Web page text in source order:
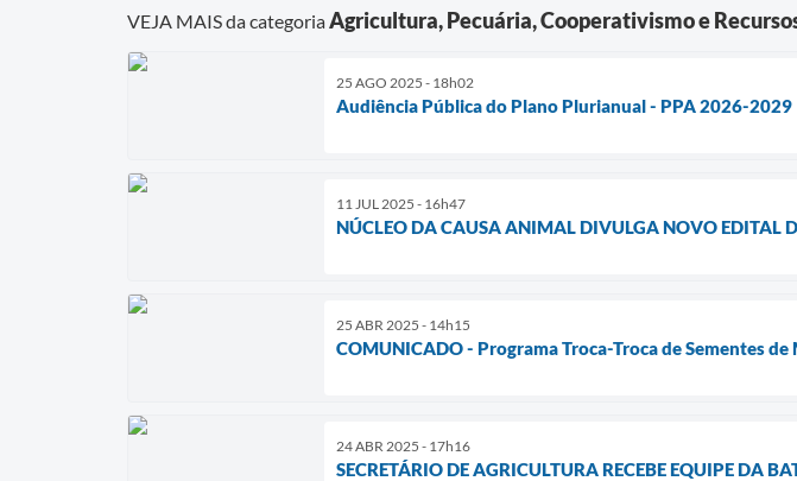
VEJA MAIS da categoriaAgricultura, Pecuária, Cooperativismo e
25 AGO 2025 - 18h02
Audiência Pública do Plano Plurianual - PPA 2026-2029
11 JUL 2025 - 16h47
NÚCLEO DA CAUSA ANIMAL DIVULGA NOVO EDITAL
25 ABR 2025 - 14h15
COMUNICADO - Programa Troca-Troca de Sementes de
24 ABR 2025 - 17h16
SECRETÁRIO DE AGRICULTURA RECEBE EQUIPE DA